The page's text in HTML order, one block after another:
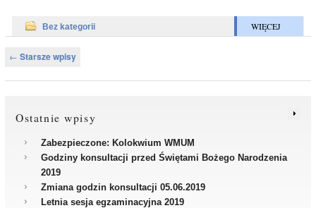
Bez kategorii WIĘCEJ
Nawigacja po wpisach
← Starsze wpisy
Ostatnie wpisy
Zabezpieczone: Kolokwium WMUM
Godziny konsultacji przed Świętami Bożego Narodzenia
2019
Zmiana godzin konsultacji 05.06.2019
Letnia sesja egzaminacyjna 2019